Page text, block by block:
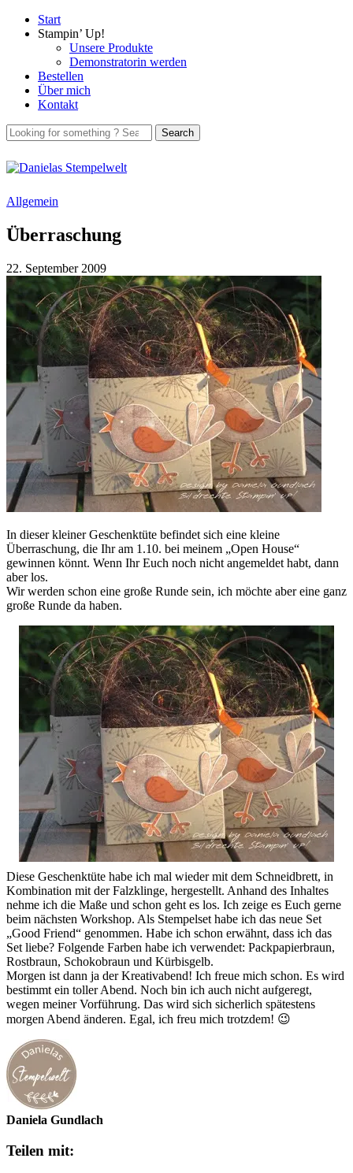
Start
Stampin’ Up!
Unsere Produkte
Demonstratorin werden
Bestellen
Über mich
Kontakt
Allgemein
Überraschung
22. September 2009
In dieser kleiner Geschenktüte befindet sich eine kleine
Überraschung, die Ihr am 1.10. bei meinem „Open House“
gewinnen könnt. Wenn Ihr Euch noch nicht angemeldet habt, dann
aber los.
Wir werden schon eine große Runde sein, ich möchte aber eine ganz
große Runde da haben.
Diese Geschenktüte habe ich mal wieder mit dem Schneidbrett, in
Kombination mit der Falzklinge, hergestellt. Anhand des Inhaltes
nehme ich die Maße und schon geht es los. Ich zeige es Euch gerne
beim nächsten Workshop. Als Stempelset habe ich das neue Set
„Good Friend“ genommen. Habe ich schon erwähnt, dass ich das
Set liebe? Folgende Farben habe ich verwendet: Packpapierbraun,
Rostbraun, Schokobraun und Kürbisgelb.
Morgen ist dann ja der Kreativabend! Ich freue mich schon. Es wird
bestimmt ein toller Abend. Noch bin ich auch nicht aufgeregt,
wegen meiner Vorführung. Das wird sich sicherlich spätestens
morgen Abend änderen. Egal, ich freu mich trotzdem! 😉
Daniela Gundlach
Teilen mit: